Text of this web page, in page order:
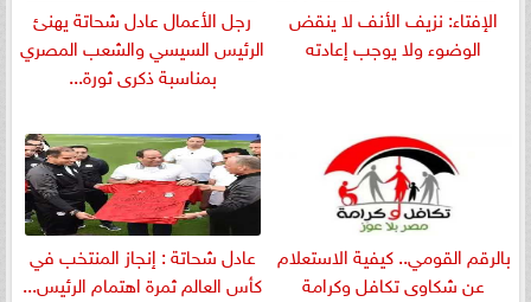
الإفتاء: نزيف الأنف لا ينقض
الوضوء ولا يوجب إعادته
رجل الأعمال عادل شحاتة يهنئ
الرئيس السيسي والشعب المصري
بمناسبة ذكرى ثورة...
بالرقم القومي.. كيفية الاستعلام
عن شكاوى تكافل وكرامة
عادل شحاتة : إنجاز المنتخب في
كأس العالم ثمرة اهتمام الرئيس...